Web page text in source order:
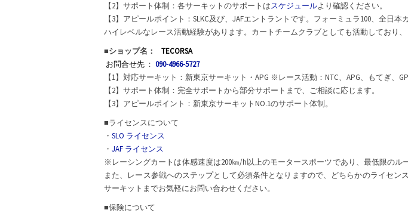
【2】サポート体制：各サーキットのサポートはスケジュールより確認ください。
【3】アピールポイント：SLKC及び、JAFエントラントです。フォーミュラ100、全日
ハイレベルなレース活動経験があります。カートチームクラブとしても活動しており
■ショップ名：
TECORSA
お問合せ先 ： 090-4966-5727
【1】対応サーキット：新東京サーキット・APG ※レース活動：NTC、APG、もてぎ、
【2】サポート体制：完全サポートから部分サポートまで、ご相談に応じます。
【3】アピールポイント：新東京サーキットNO.1のサポート体制。
■ライセンスについて
・ SLO ライセンス
・ JAF ライセンス
※レーシングカートは体感速度は200㎞/h以上のモータースポーツであり、最低限の
また、レース参戦へのステップとして必須条件となりますので、どちらかのライセ
サーキットまでお気軽にお問い合わせください。
■保険について